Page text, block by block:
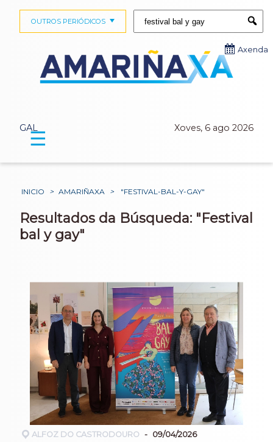
GAL Xoves, 6 ago 2026
OUTROS PERIÓDICOS
Axenda
☰
INICIO > AMARIÑAXA > "FESTIVAL-BAL-Y-GAY"
Resultados da Búsqueda: "Festival
bal y gay"
ALFOZ DO CASTRODOURO 09/04/2026